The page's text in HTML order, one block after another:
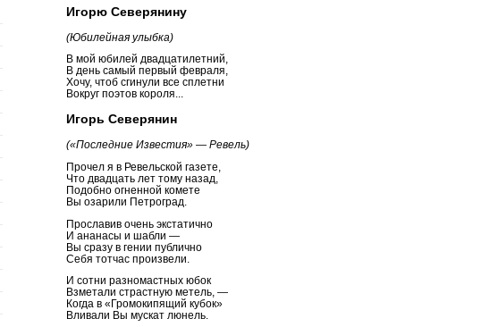
Игорю Северянину
(Юбилейная улыбка)
В мой юбилей двадцатилетний,
В день самый первый февраля,
Хочу, чтоб сгинули все сплетни
Вокруг поэтов короля...
Игорь Северянин
(«Последние Известия» — Ревель)
Прочел я в Ревельской газете,
Что двадцать лет тому назад,
Подобно огненной комете
Вы озарили Петроград.
Прославив очень экстатично
И ананасы и шабли —
Вы сразу в гении публично
Себя тотчас произвели.
И сотни разномастных юбок
Взметали страстную метель, —
Когда в «Громокипящий кубок»
Вливали Вы мускат люнель.